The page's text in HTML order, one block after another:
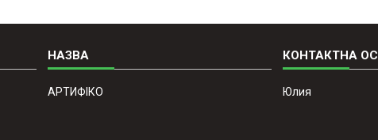
АРТИФІКО Юлия